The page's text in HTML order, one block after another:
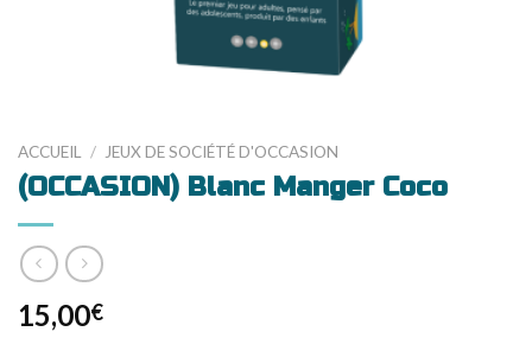
ACCUEIL / JEUX DE SOCIÉTÉ D'OCCASION
(OCCASION) Blanc Manger Coco
15,00€